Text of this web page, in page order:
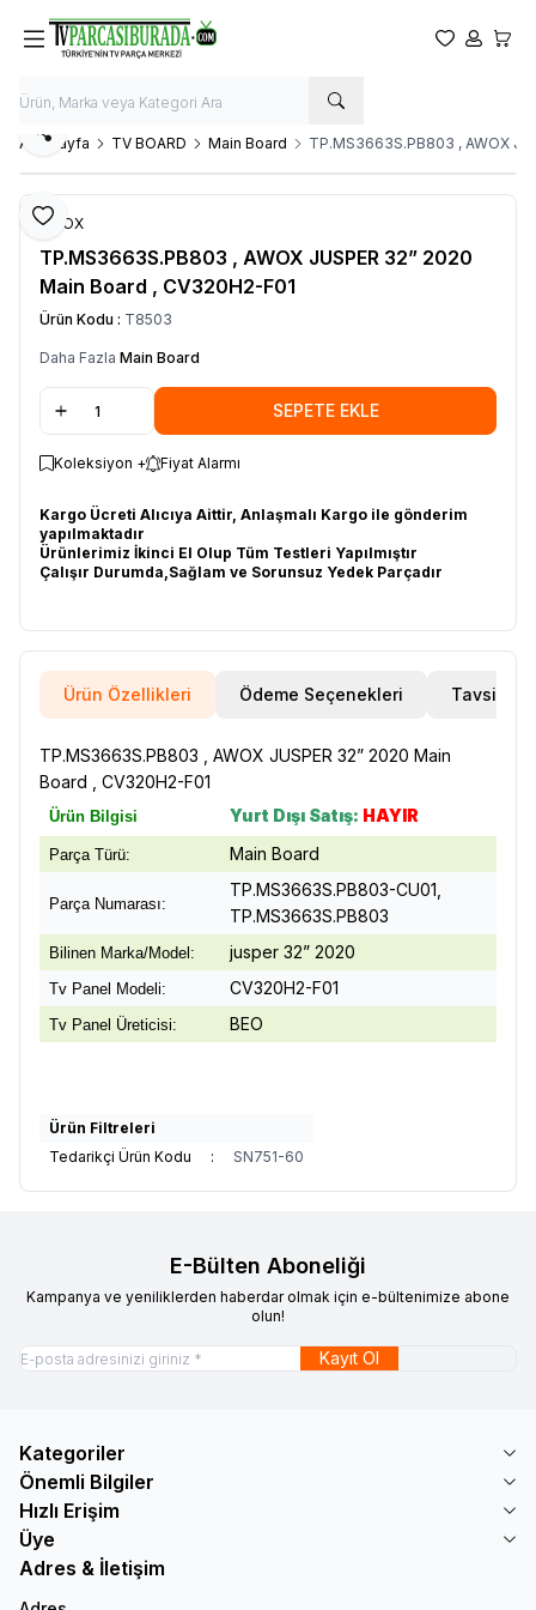
Favorilerim
Hesabım
Ana Sayfa TV BOARD Main Board TP.MS3663S.PB803 , AWOX
Favoriye Ekle
Paylaş
AWOX
TP.MS3663S.PB803 , AWOX JUSPER 32” 2020
Main Board , CV320H2-F01
Ürün Kodu : T8503
Daha Fazla Main Board
SEPETE EKLE
Koleksiyon + Fiyat Alarmı
Kargo Ücreti Alıcıya Aittir, Anlaşmalı Kargo ile gönderim
yapılmaktadır
Ürünlerimiz İkinci El Olup Tüm Testleri Yapılmıştır
Çalışır Durumda,Sağlam ve Sorunsuz Yedek Parçadır
Ürün Özellikleri Ödeme Seçenekleri Tavsiye Et
TP.MS3663S.PB803 , AWOX JUSPER 32” 2020 Main
Board , CV320H2-F01
Ürün Bilgisi Yurt Dışı Satış: HAYIR
Parça Türü: Main Board
Parça Numarası:
TP.MS3663S.PB803-CU01,
TP.MS3663S.PB803
Bilinen Marka/Model: jusper 32” 2020
Tv Panel Modeli: CV320H2-F01
Tv Panel Üreticisi: BEO
Ürün Filtreleri
Tedarikçi Ürün Kodu
: SN751-60
E-Bülten Aboneliği
Kampanya ve yeniliklerden haberdar olmak için e-bültenimize abone
olun!
Kayıt Ol
Kategoriler
Önemli Bilgiler
Hızlı Erişim
Üye
Adres & İletişim